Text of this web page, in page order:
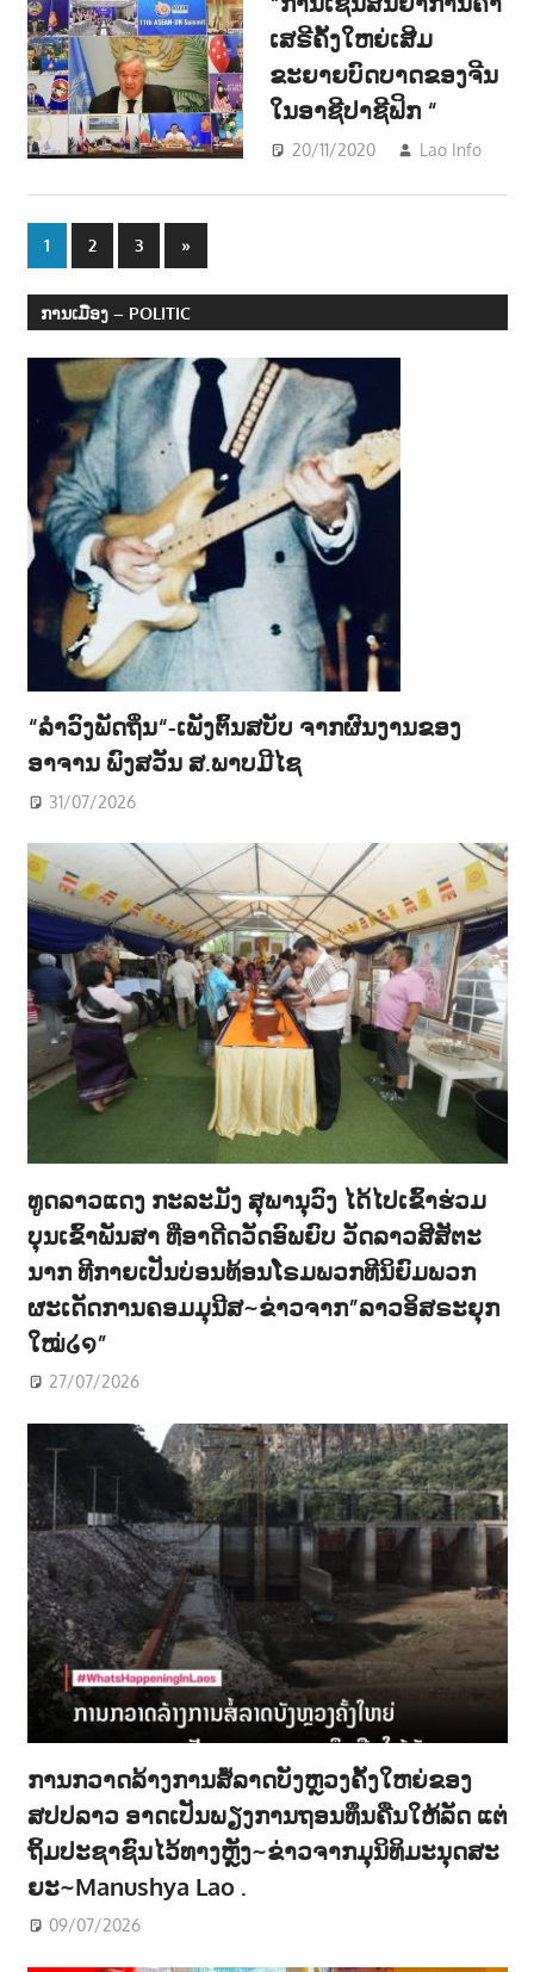
ເສຣີຄັ້ງໃຫຍ່ເສີມ
ຂະຍາຍບົດບາດຂອງຈີນ
ໃນອາຊີປາຊີຟິກ “
20/11/2020
Lao Info
Posts
navigation
1 2 3
Next
Posts
»
ການເມືອງ – POLITIC
“ລຳວົງພັດຖິ່ນ“-ເພັງຕົ້ນສບັບ ຈາກຜົນງານຂອງ
ອາຈານ ພົງສວັນ ສ.ພາບມີໄຊ
31/07/2026
ທູດລາວແດງ ກະລະມັງ ສຸພານຸວົງ ໄດ້ໄປເຂົ້າຮ່ວມ
ບຸນເຂົ້າພັນສາ ທີ່ອາດີດວັດອົພຍົບ ວັດລາວສີສັຕະ
ນາກ ທີກາຍເປັນບ່ອນທ້ອນໂຣມພວກທີນິຍົມພວກ
ຜະເດັດການຄອມມຸນີສ~ຂ່າວຈາກ”ລາວອິສຣະຍຸກ
ໃໝ່໒໑”
27/07/2026
ການກວາດລ້າງການສໍ້ລາດບັງຫຼວງຄັ້ງໃຫຍ່ຂອງ
ສປປລາວ ອາດເປັນພຽງການຖອນທຶນຄືນໃຫ້ລັດ ແຕ່
ຖິ້ມປະຊາຊົນໄວ້ທາງຫຼັງ~ຂ່າວຈາກມຸນິທິມະນຸດສະ
ຍະ~Manushya Lao .
09/07/2026